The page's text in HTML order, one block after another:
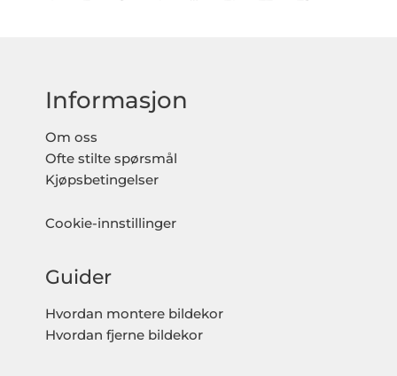
Informasjon
Om oss
Ofte stilte spørsmål
Kjøpsbetingelser
Cookie-innstillinger
Guider
Hvordan montere bildekor
Hvordan fjerne bildekor